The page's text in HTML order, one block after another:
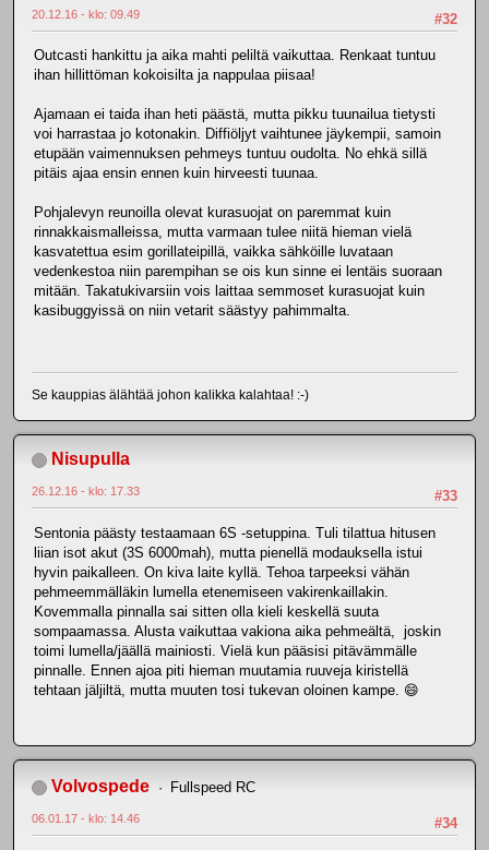
#32
20.12.16 - klo: 09.49
Outcasti hankittu ja aika mahti peliltä vaikuttaa. Renkaat tuntuu
ihan hillittöman kokoisilta ja nappulaa piisaa!
Ajamaan ei taida ihan heti päästä, mutta pikku tuunailua tietysti
voi harrastaa jo kotonakin. Diffiöljyt vaihtunee jäykempii, samoin
etupään vaimennuksen pehmeys tuntuu oudolta. No ehkä sillä
pitäis ajaa ensin ennen kuin hirveesti tuunaa.
Pohjalevyn reunoilla olevat kurasuojat on paremmat kuin
rinnakkaismalleissa, mutta varmaan tulee niitä hieman vielä
kasvatettua esim gorillateipillä, vaikka sähköille luvataan
vedenkestoa niin parempihan se ois kun sinne ei lentäis suoraan
mitään. Takatukivarsiin vois laittaa semmoset kurasuojat kuin
kasibuggyissä on niin vetarit säästyy pahimmalta.
Se kauppias älähtää johon kalikka kalahtaa! :-)
Nisupulla
#33
26.12.16 - klo: 17.33
Sentonia päästy testaamaan 6S -setuppina. Tuli tilattua hitusen
liian isot akut (3S 6000mah), mutta pienellä modauksella istui
hyvin paikalleen. On kiva laite kyllä. Tehoa tarpeeksi vähän
pehmeemmälläkin lumella etenemiseen vakirenkaillakin.
Kovemmalla pinnalla sai sitten olla kieli keskellä suuta
sompaamassa. Alusta vaikuttaa vakiona aika pehmeältä, joskin
toimi lumella/jäällä mainiosti. Vielä kun pääsisi pitävämmälle
pinnalle. Ennen ajoa piti hieman muutamia ruuveja kiristellä
tehtaan jäljiltä, mutta muuten tosi tukevan oloinen kampe. 😄
Volvospede Fullspeed RC
#34
06.01.17 - klo: 14.46